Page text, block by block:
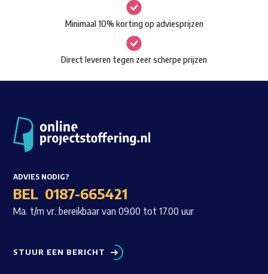
op
de
productpagina
Minimaal 10% korting op adviesprijzen
Direct leveren tegen zeer scherpe prijzen
ADVIES NODIG?
BEL 0187-665421
Ma. t/m vr. bereikbaar van 09.00 tot 17.00 uur
STUUR EEN BERICHT